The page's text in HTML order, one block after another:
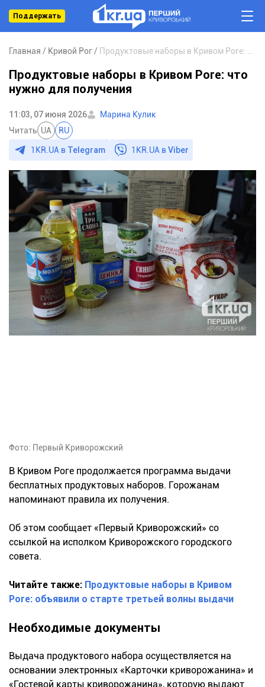
Поддержать
Главная Кривой Рог
Продуктовые наборы в Кривом Роге: что
нужно для получения
11:03, 07 июня 2026
Марина Кулик
Читать UA RU
1KR.UA в Telegram 1KR.UA вViber
Фото: Первый Криворожский
В Кривом Роге продолжается программа выдачи
бесплатных продуктовых наборов. Горожанам
напоминают правила их получения.
Об этом сообщает «Первый Криворожский» со
ссылкой на исполком Криворожского городского
совета.
Читайте также: Продуктовые наборы в Кривом
Роге: объявили о старте третьей волны выдачи
Необходимые документы
Выдача продуктового набора осуществляется на
основании электронных «Карточки криворожанина» и
«Гостевой карты криворожанина», которую выдают